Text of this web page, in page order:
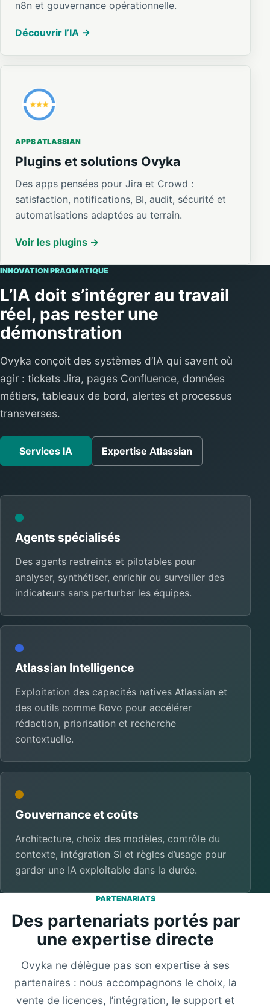
n8n et gouvernance opérationnelle.
Découvrir l’IA
APPS ATLASSIAN
Plugins et solutions Ovyka
Des apps pensées pour Jira et Crowd :
satisfaction, notifications, BI, audit, sécurité et
automatisations adaptées au terrain.
Voir les plugins
INNOVATION PRAGMATIQUE
L’IA doit s’intégrer au travail
réel, pas rester une
démonstration
Ovyka conçoit des systèmes d’IA qui savent où
agir : tickets Jira, pages Confluence, données
métiers, tableaux de bord, alertes et processus
transverses.
Services IA Expertise Atlassian
Agents spécialisés
Des agents restreints et pilotables pour
analyser, synthétiser, enrichir ou surveiller des
indicateurs sans perturber les équipes.
Atlassian Intelligence
Exploitation des capacités natives Atlassian et
des outils comme Rovo pour accélérer
rédaction, priorisation et recherche
contextuelle.
Gouvernance et coûts
Architecture, choix des modèles, contrôle du
contexte, intégration SI et règles d’usage pour
garder une IA exploitable dans la durée.
PARTENARIATS
Des partenariats portés par
une expertise directe
Ovyka ne délègue pas son expertise à ses
partenaires : nous accompagnons le choix, la
vente de licences, l’intégration, le support et